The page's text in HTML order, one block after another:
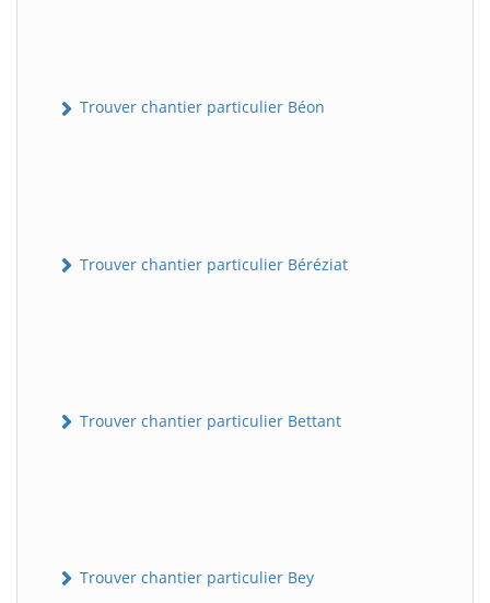
Trouver chantier particulier Béon
Trouver chantier particulier Béréziat
Trouver chantier particulier Bettant
Trouver chantier particulier Bey